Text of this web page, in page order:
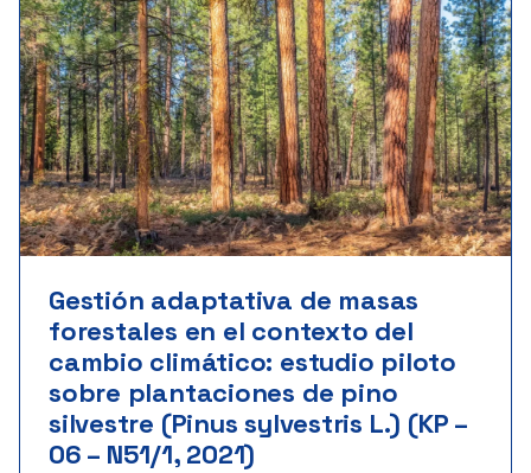
Gestión adaptativa de masas
forestales en el contexto del
cambio climático: estudio piloto
sobre plantaciones de pino
silvestre (Pinus sylvestris L.) (KP –
06 – N51/1, 2021)